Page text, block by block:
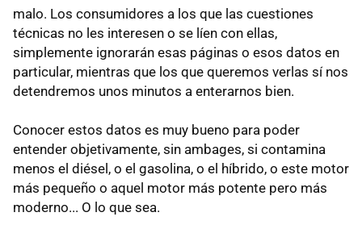
malo. Los consumidores a los que las cuestiones
técnicas no les interesen o se líen con ellas,
simplemente ignorarán esas páginas o esos datos en
particular, mientras que los que queremos verlas sí nos
detendremos unos minutos a enterarnos bien.
Conocer estos datos es muy bueno para poder
entender objetivamente, sin ambages, si contamina
menos el diésel, o el gasolina, o el híbrido, o este motor
más pequeño o aquel motor más potente pero más
moderno... O lo que sea.